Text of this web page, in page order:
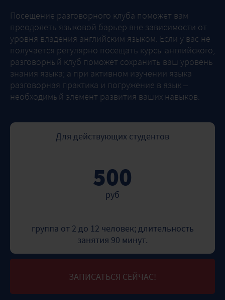
Посещение разговорного клуба поможет вам
преодолеть языковой барьер вне зависимости от
уровня владения английским языком. Если у вас не
получается регулярно посещать курсы английского,
разговорный клуб поможет сохранить ваш уровень
знания языка; а при активном изучении языка
разговорная практика и погружение в язык –
необходимый элемент развития ваших навыков.
Для действующих студентов
500
руб
группа от 2 до 12 человек; длительность
занятия 90 минут.
ЗАПИСАТЬСЯ СЕЙЧАС!